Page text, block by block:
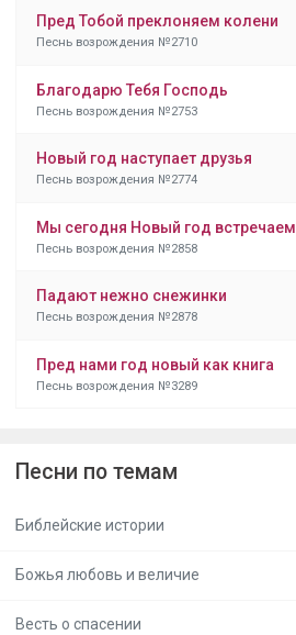
Пред Тобой преклоняем колени
Песнь возрождения №2710
Благодарю Тебя Господь
Песнь возрождения №2753
Новый год наступает друзья
Песнь возрождения №2774
Мы сегодня Новый год встречаем
Песнь возрождения №2858
Падают нежно снежинки
Песнь возрождения №2878
Пред нами год новый как книга
Песнь возрождения №3289
Песни по темам
Библейские истории
Божья любовь и величие
Весть о спасении